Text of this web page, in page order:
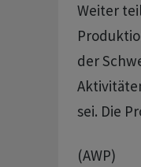
Weiter
der
sei. Die
(AWP)